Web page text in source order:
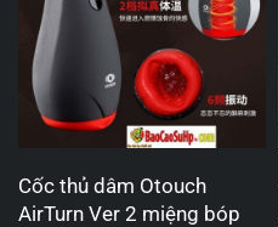
Cốc thủ dâm Otouch
AirTurn Ver 2 miệng bóp